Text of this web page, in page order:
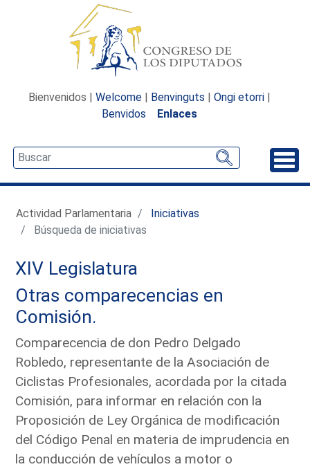
Bienvenidos | Welcome | Benvinguts | Ongi etorri |
Benvidos
Enlaces
Actividad Parlamentaria
Iniciativas
Búsqueda de iniciativas
XIV Legislatura
Otras comparecencias en
Comisión.
Comparecencia de don Pedro Delgado
Robledo, representante de la Asociación de
Ciclistas Profesionales, acordada por la citada
Comisión, para informar en relación con la
Proposición de Ley Orgánica de modificación
del Código Penal en materia de imprudencia en
la conducción de vehículos a motor o